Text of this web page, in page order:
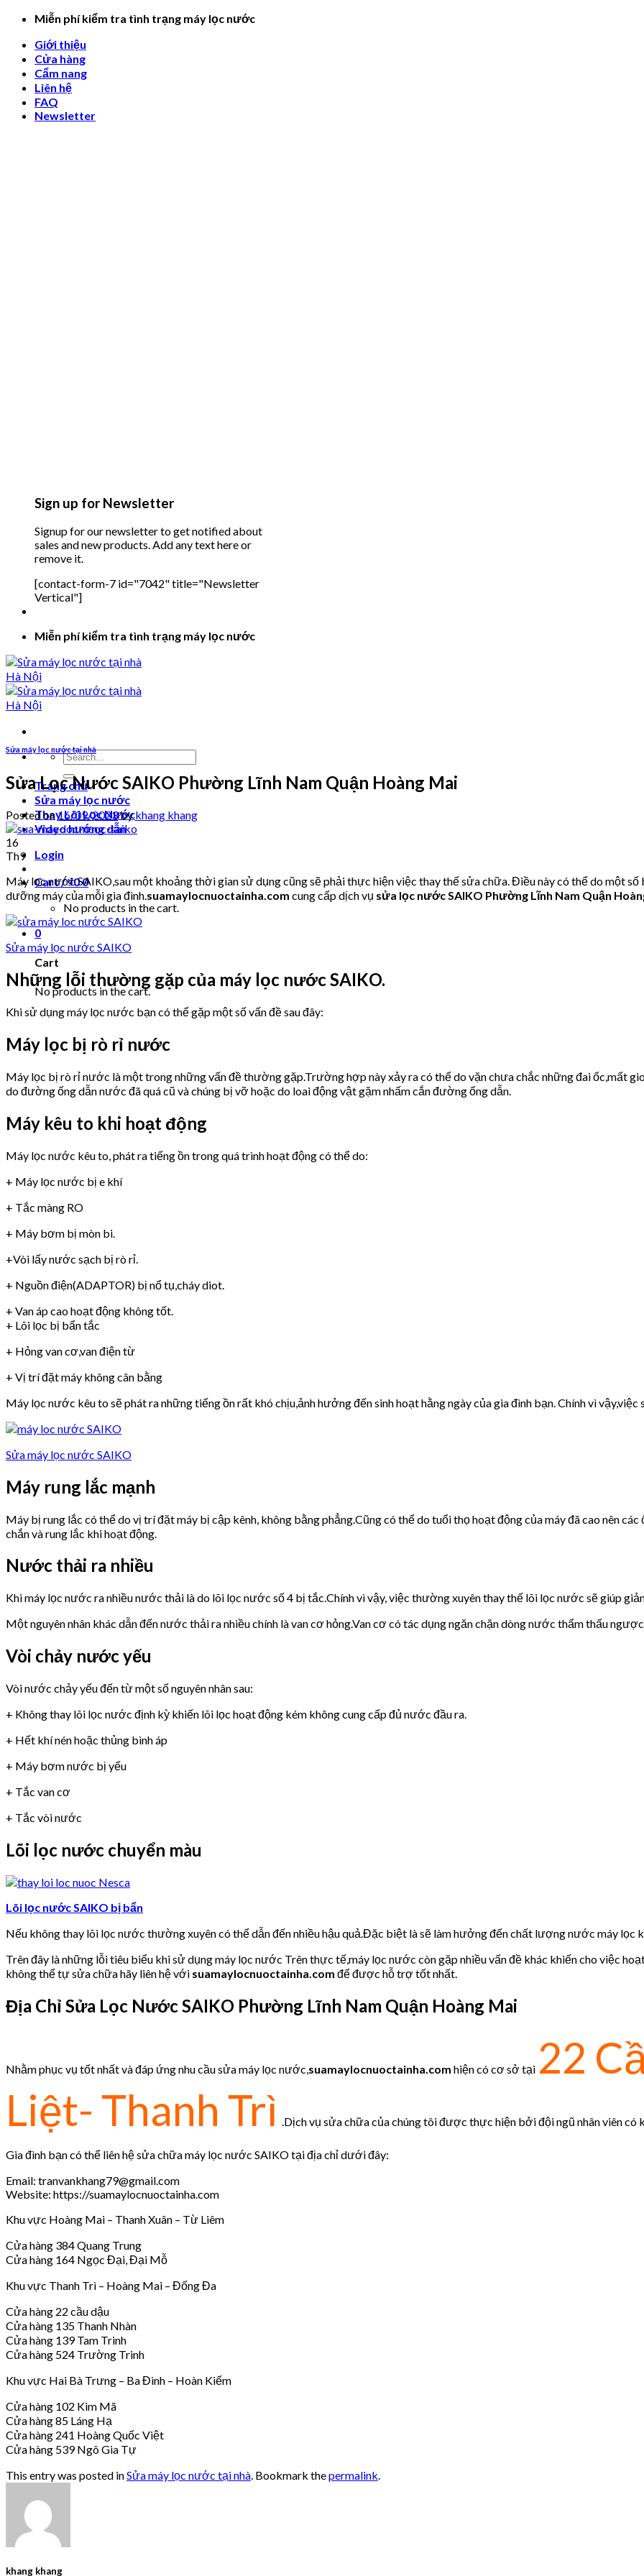
Skip
content
Miễn phí kiểm tra tình trạng máy lọc nước
Giới thiệu
Cửa hàng
Cẩm nang
Liên hệ
FAQ
Newsletter
Sign up for Newsletter
Signup for our newsletter to get notified about
sales and new products. Add any text here or
remove it.
[contact-form-7 id="7042" title="Newsletter
Vertical"]
Miễn phí kiểm tra tình trạng máy lọc nước
Search
for:
Trang chủ
Sửa máy lọc nước
Thay Lõi Lọc Nước
Video hướng dẫn
Login
Cart /₫00
No products in the cart.
0
Cart
No products in the cart.
Sửa máy lọc nước tại nhà
Sửa Lọc Nước SAIKO Phường Lĩnh Nam Quận Hoàng Mai
Posted on16/09/2023bykhang khang
16
Th9
Máy lọc nước SAIKO,sau một khoảng thời gian sử dụng cũng sẽ phải thực hiện việc thay thế sửa chữa. Điều này có thể do một
dưỡng máy của mỗi gia đình.suamaylocnuoctainha.com cung cấp dịch vụ sửa lọc nước SAIKO Phường Lĩnh Nam Quận
Sửa máy lọc nước SAIKO
Những lỗi thường gặp của máy lọc nước SAIKO.
Khi sử dụng máy lọc nước bạn có thể gặp một số vấn đề sau đây:
Máy lọc bị rò rỉ nước
Máy lọc bị rò rỉ nước là một trong những vấn đề thường gặp.Trường hợp này xảy ra có thể do vặn chưa chắc những đai ốc,mất
do đường ống dẫn nước đã quá cũ và chúng bị vỡ hoặc do loai động vật gặm nhấm cắn đường ống dẫn.
Máy kêu to khi hoạt động
Máy lọc nước kêu to, phát ra tiếng ồn trong quá trình hoạt động có thể do:
+ Máy lọc nước bị e khí
+ Tắc màng RO
+ Máy bơm bị mòn bi.
+Vòi lấy nước sạch bị rò rỉ.
+ Nguồn điện(ADAPTOR) bị nổ tụ,cháy diot.
+ Van áp cao hoạt động không tốt.
+ Lõi lọc bị bẩn tắc
+ Hỏng van cơ,van điện từ
+ Vị trí đặt máy không cân bằng
Máy lọc nước kêu to sẽ phát ra những tiếng ồn rất khó chịu,ảnh hưởng đến sinh hoạt hằng ngày của gia đình bạn. Chính vì
Sửa máy lọc nước SAIKO
Máy rung lắc mạnh
Máy bị rung lắc có thể do vị trí đặt máy bị cập kênh, không bằng phẳng.Cũng có thể do tuổi thọ hoạt động của máy đã cao nên
chắn và rung lắc khi hoạt động.
Nước thải ra nhiều
Khi máy lọc nước ra nhiều nước thải là do lõi lọc nước số 4 bị tắc.Chính vì vậy, việc thường xuyên thay thế lõi lọc nước sẽ giúp
Một nguyên nhân khác dẫn đến nước thải ra nhiều chính là van cơ hỏng.Van cơ có tác dụng ngăn chặn dòng nước thẩm thấu
Vòi chảy nước yếu
Vòi nước chảy yếu đến từ một số nguyên nhân sau:
+ Không thay lõi lọc nước định kỳ khiến lõi lọc hoạt động kém không cung cấp đủ nước đầu ra.
+ Hết khí nén hoặc thủng bình áp
+ Máy bơm nước bị yếu
+ Tắc van cơ
+ Tắc vòi nước
Lõi lọc nước chuyển màu
Lõi lọc nước SAIKO bị bẩn
Nếu không thay lõi lọc nước thường xuyên có thể dẫn đến nhiều hậu quả.Đặc biệt là sẽ làm hưởng đến chất lượng nước máy lọc
Trên đây là những lỗi tiêu biểu khi sử dụng máy lọc nước Trên thực tế,máy lọc nước còn gặp nhiều vấn đề khác khiến cho việc
không thể tự sửa chữa hãy liên hệ với suamaylocnuoctainha.com để được hỗ trợ tốt nhất.
Địa Chỉ Sửa Lọc Nước SAIKO Phường Lĩnh Nam Quận Hoàng Mai
Nhằm phục vụ tốt nhất và đáp ứng nhu cầu sửa máy lọc nước, suamaylocnuoctainha.com hiện có cơ sở tại 22
Liệt- Thanh Trì
.Dịch vụ sửa chữa của chúng tôi được thực hiện bởi đội ngũ nhân viên có
Gia đình bạn có thể liên hệ sửa chữa máy lọc nước SAIKO tại địa chỉ dưới đây:
Email: tranvankhang79@gmail.com
Website: https://suamaylocnuoctainha.com
Khu vực Hoàng Mai – Thanh Xuân – Từ Liêm
Cửa hàng 384 Quang Trung
Cửa hàng 164 Ngọc Đại, Đại Mỗ
Khu vực Thanh Trì – Hoàng Mai – Đống Đa
Cửa hàng 22 cầu dậu
Cửa hàng 135 Thanh Nhàn
Cửa hàng 139 Tam Trinh
Cửa hàng 524 Trường Trinh
Khu vực Hai Bà Trưng – Ba Đình – Hoàn Kiếm
Cửa hàng 102 Kim Mã
Cửa hàng 85 Láng Hạ
Cửa hàng 241 Hoàng Quốc Việt
Cửa hàng 539 Ngô Gia Tự
This entry was posted inSửa máy lọc nước tại nhà . Bookmark thepermalink
khang khang